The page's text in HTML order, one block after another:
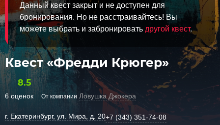
Данный квест закрыт и не доступен для
бронирования. Но не расстраивайтесь! Вы
можете выбрать и забронировать другой квест.
Квест «Фредди Крюгер»
8.5
6 оценок От компании Ловушка Джокера
г. Екатеринбург, ул. Мира, д. 20+7 (343) 351-74-08